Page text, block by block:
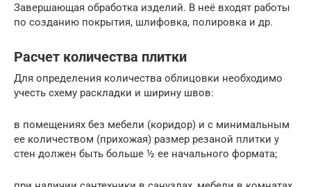
Завершающая обработка изделий. В неё входят работы
по созданию покрытия, шлифовка, полировка и др.
Расчет количества плитки
Для определения количества облицовки необходимо
учесть схему раскладки и ширину швов:
в помещениях без мебели (коридор) и с минимальным
ее количеством (прихожая) размер резаной плитки у
стен должен быть больше ½ ее начального формата;